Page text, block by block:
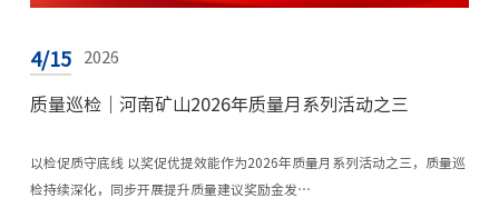
4/15 2026
质量巡检｜河南矿山2026年质量月系列活动之三
以检促质守底线 以奖促优提效能作为2026年质量月系列活动之三，质量巡
检持续深化，同步开展提升质量建议奖励金发…